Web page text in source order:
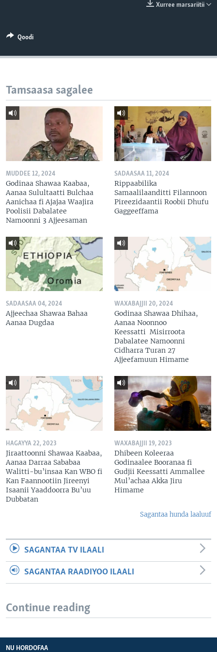
Xurree marsariitii
Qoodi
Tamsaasa sagalee
MUDDEE 12, 2024
Godinaa Shawaa Kaabaa,
Aanaa Sulultaatti Bulchaa
Aanichaa fi Ajajaa Waajira
Poolisii Dabalatee
Namoonni 3 Ajjeesaman
SADAASAA 11, 2024
Rippaabilika
Samaalilaanditti Filannoon
Pireezidaantii Roobii Dhufu
Gaggeeffama
SADAASAA 04, 2024
Ajjeechaa Shawaa Bahaa
Aanaa Dugdaa
WAXABAJJII 20, 2024
Godinaa Shawaa Dhihaa,
Aanaa Noonnoo
Keessatti Misirroota
Dabalatee Namoonni
Cidharra Turan 27
Ajjeefamuun Himame
HAGAYYA 22, 2023
Jiraattoonni Shawaa Kaabaa,
Aanaa Darraa Sababaa
Walitti-bu’insaa Kan WBO fi
Kan Faannootiin Jireenyi
Isaanii Yaaddoorra Bu’uu
Dubbatan
WAXABAJJII 19, 2023
Dhibeen Koleeraa
Godinaalee Booranaa fi
Gudjii Keessatti Ammallee
Mul’achaa Akka Jiru
Himame
Sagantaa hunda laaluuf
SAGANTAA TV ILAALI
SAGANTAA RAADIYOO ILAALI
Continue reading
NU HORDOFAA